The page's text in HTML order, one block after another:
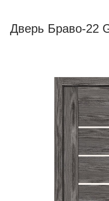
Дверь Браво-22